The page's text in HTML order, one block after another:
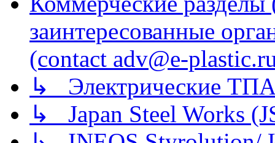
заинтересованные
(contact adv@e-
↳ Электрические
↳ Japan Steel Works